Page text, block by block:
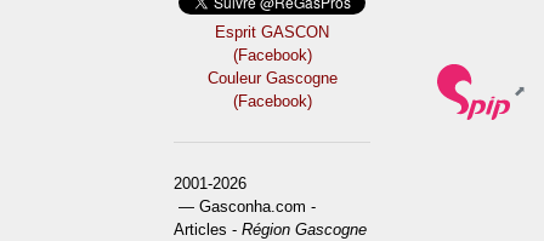
Esprit GASCON
(Facebook)
Couleur Gascogne
(Facebook)
2001-2026
— Gasconha.com -
Articles -Région Gascogne